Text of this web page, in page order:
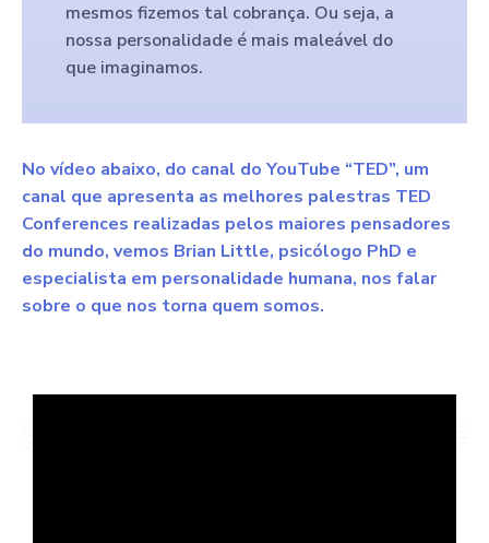
mesmos fizemos tal cobrança. Ou seja, a
nossa personalidade é mais maleável do
que imaginamos.
No vídeo abaixo, do canal do YouTube “TED”, um
canal que apresenta as melhores palestras TED
Conferences realizadas pelos maiores pensadores
do mundo, vemos Brian Little, psicólogo PhD e
especialista em personalidade humana, nos falar
sobre o que nos torna quem somos.